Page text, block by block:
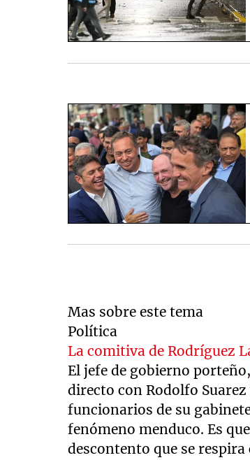
Mas sobre este tema
Política
La comitiva de Rodríguez
El jefe de gobierno porteño,
directo con Rodolfo
funcionarios de su
fenómeno menduco. Es
descontento que se